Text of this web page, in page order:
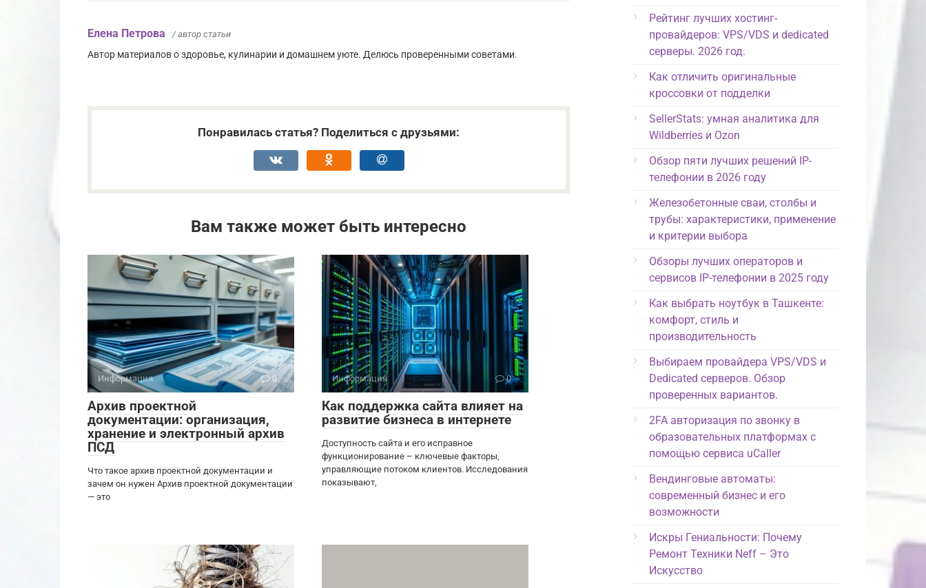
Елена Петрова / автор статьи
Автор материалов о здоровье, кулинарии и домашнем уюте. Делюсь проверенными советами.
Понравилась статья? Поделиться с друзьями:
Вам также может быть интересно
Информация 0
Архив проектной
документации: организация,
хранение и электронный архив
ПСД
Что такое архив проектной документации и
зачем он нужен Архив проектной документации
— это
Информация 0
Как поддержка сайта влияет на
развитие бизнеса в интернете
Доступность сайта и его исправное
функционирование – ключевые факторы,
управляющие потоком клиентов. Исследования
показывают,
Рейтинг лучших хостинг-
провайдеров: VPS/VDS и dedicated
серверы. 2026 год.
Как отличить оригинальные
кроссовки от подделки
SellerStats: умная аналитика для
Wildberries и Ozon
Обзор пяти лучших решений IP-
телефонии в 2026 году
Железобетонные сваи, столбы и
трубы: характеристики, применение
и критерии выбора
Обзоры лучших операторов и
сервисов IP-телефонии в 2025 году
Как выбрать ноутбук в Ташкенте:
комфорт, стиль и
производительность
Выбираем провайдера VPS/VDS и
Dedicated серверов. Обзор
проверенных вариантов.
2FA авторизация по звонку в
образовательных платформах с
помощью сервиса uCaller
Вендинговые автоматы:
современный бизнес и его
возможности
Искры Гениальности: Почему
Ремонт Техники Neff – Это
Искусство